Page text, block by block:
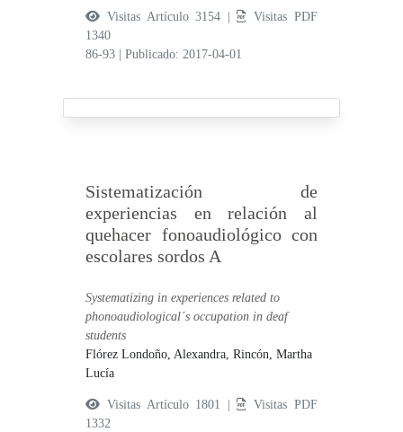
Visitas Artículo 3154 |
Visitas PDF
1340
86-93
|Publicado: 2017-04-01
Sistematización de
experiencias en relación al
quehacer fonoaudiológico con
escolares sordos A
Systematizing in experiences related to
phonoaudiological´s occupation in deaf
students
Flórez Londoño, Alexandra,Rincón, Martha
Lucía
Visitas Artículo 1801 |
Visitas PDF
1332